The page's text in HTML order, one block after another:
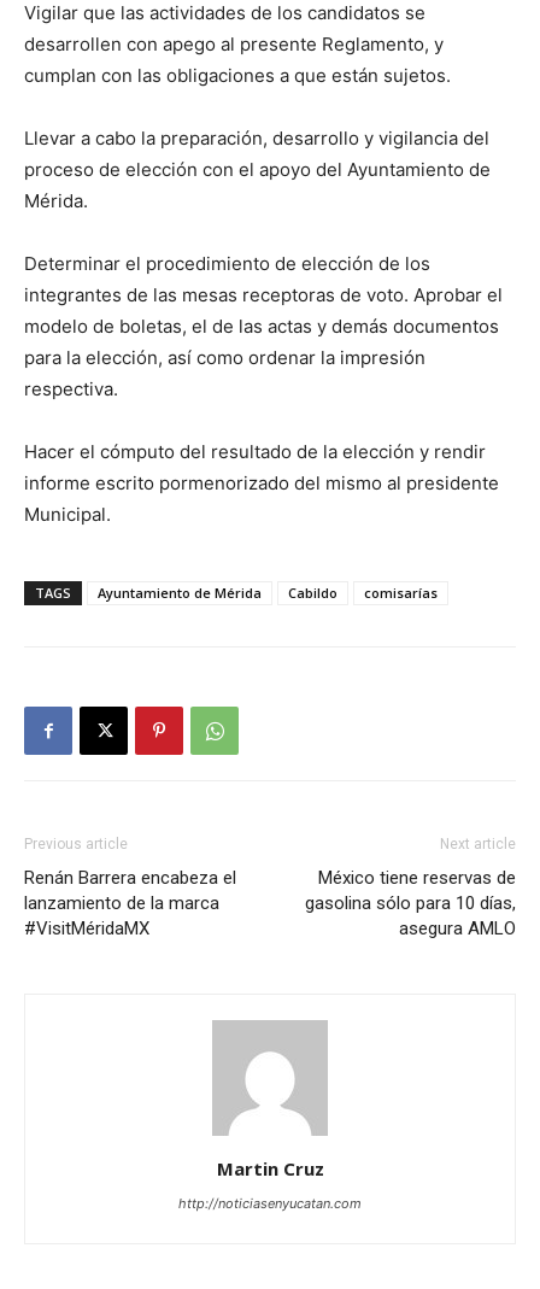
Vigilar que las actividades de los candidatos se
desarrollen con apego al presente Reglamento, y
cumplan con las obligaciones a que están sujetos.
Llevar a cabo la preparación, desarrollo y vigilancia del
proceso de elección con el apoyo del Ayuntamiento de
Mérida.
Determinar el procedimiento de elección de los
integrantes de las mesas receptoras de voto. Aprobar el
modelo de boletas, el de las actas y demás documentos
para la elección, así como ordenar la impresión
respectiva.
Hacer el cómputo del resultado de la elección y rendir
informe escrito pormenorizado del mismo al presidente
Municipal.
TAGS Ayuntamiento de Mérida Cabildo comisarías
Previous article
Renán Barrera encabeza el
lanzamiento de la marca
#VisitMéridaMX
Next article
México tiene reservas de
gasolina sólo para 10 días,
asegura AMLO
Martin Cruz
http://noticiasenyucatan.com